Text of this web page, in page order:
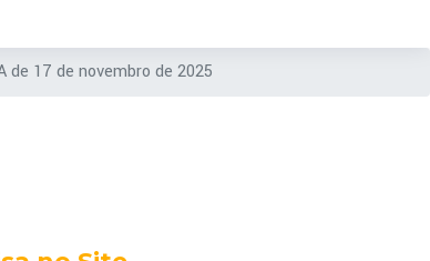
de 17 de novembro de 2025